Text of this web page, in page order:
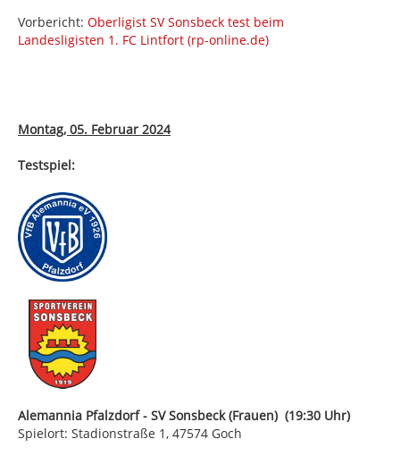
Vorbericht: Oberligist SV Sonsbeck test beim
Landesligisten 1. FC Lintfort (rp-online.de)
Montag, 05. Februar 2024
Testspiel:
Alemannia Pfalzdorf - SV Sonsbeck (Frauen) (19:30 Uhr)
Spielort: Stadionstraße 1, 47574 Goch